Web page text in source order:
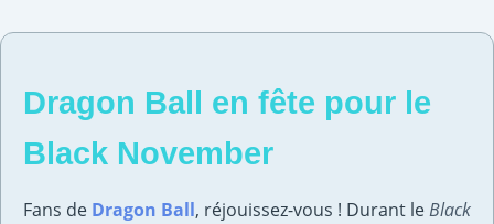
Dragon Ball en fête pour le
Black November
Fans de Dragon Ball, réjouissez-vous ! Durant leBlack